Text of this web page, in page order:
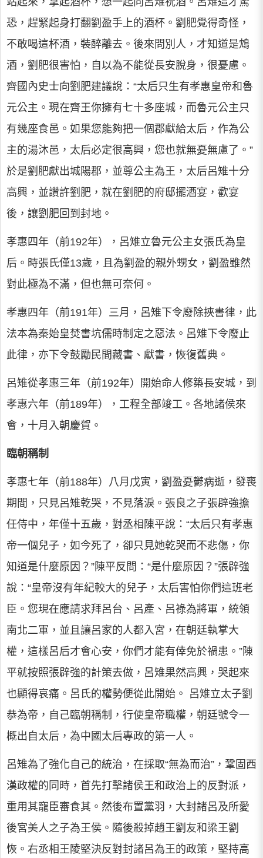
恐，趕緊起身打翻劉盈手上的酒杯。劉肥覺得奇怪，
不敢喝這杯酒，裝醉離去。後來問別人，才知道是鴆
酒，劉肥很害怕，自以為不能從長安脫身，很憂慮。
齊國內史士向劉肥建議說：“太后只生有孝惠皇帝和魯
元公主。現在齊王你擁有七十多座城，而魯元公主只
有幾座食邑。如果您能夠把一個郡獻給太后，作為公
主的湯沐邑，太后必定很高興，您也就無憂無慮了。”
於是劉肥獻出城陽郡，並尊公主為王，太后呂雉十分
高興，並讚許劉肥，就在劉肥的府邸擺酒宴，歡宴
後，讓劉肥回到封地。
孝惠四年（前192年），呂雉立魯元公主女張氏為皇
后。時張氏僅13歲，且為劉盈的親外甥女，劉盈雖然
對此極為不滿，但也無可奈何。
孝惠四年（前191年）三月，呂雉下令廢除挾書律，此
法本為秦始皇焚書坑儒時制定之惡法。呂雉下令廢止
此律，亦下令鼓勵民間藏書、獻書，恢復舊典。
呂雉從孝惠三年（前192年）開始命人修築長安城，到
孝惠六年（前189年），工程全部竣工。各地諸侯來
會，十月入朝慶賀。
臨朝稱制
孝惠七年（前188年）八月戊寅，劉盈憂鬱病逝，發喪
期間，只見呂雉乾哭，不見落淚。張良之子張辟強擔
任侍中，年僅十五歲，對丞相陳平說：“太后只有孝惠
帝一個兒子，如今死了，卻只見她乾哭而不悲傷，你
知道是什麼原因？”陳平反問：“是什麼原因？”張辟強
說：“皇帝沒有年紀較大的兒子，太后害怕你們這班老
臣。您現在應請求拜呂台、呂產、呂祿為將軍，統領
南北二軍，並且讓呂家的人都入宮，在朝廷執掌大
權，這樣呂后才會心安，你們才能有倖免於禍患。”陳
平就按照張辟強的計策去做，呂雉果然高興，哭起來
也顯得哀痛。呂氏的權勢便從此開始。 呂雉立太子劉
恭為帝，自己臨朝稱制，行使皇帝職權，朝廷號令一
概出自太后，為中國太后專政的第一人。
呂雉為了強化自己的統治，在採取“無為而治”，鞏固西
漢政權的同時，首先打擊諸侯王和政治上的反對派，
重用其寵臣審食其。然後布置黨羽，大封諸呂及所愛
後宮美人之子為王侯。隨後殺掉趙王劉友和梁王劉
恢。右丞相王陵堅決反對封諸呂為王的政策，堅持高